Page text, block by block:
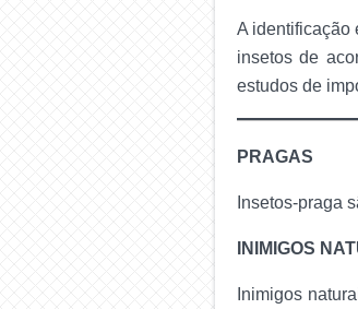
A identificação
insetos de
estudos de
PRAGAS
Insetos-praga
INIMIGOS
Inimigos